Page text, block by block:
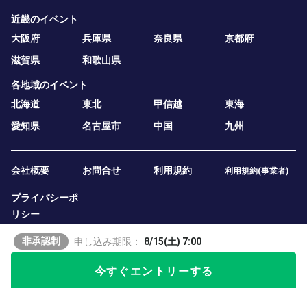
非承認制 申し込み期限： 8/15(土) 7:00
今すぐエントリーする
近畿のイベント
大阪府
兵庫県 奈良県
京都府
滋賀県
和歌山県
各地域のイベント
北海道
東北 甲信越
東海
愛知県
名古屋市 中国 九州
会社概要 お問合せ 利用規約 利用規約(事業者)
プライバシーポ
リシー